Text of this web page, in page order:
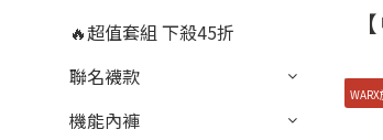
🔥超值套組 下殺45折
聯名襪款
機能內褲